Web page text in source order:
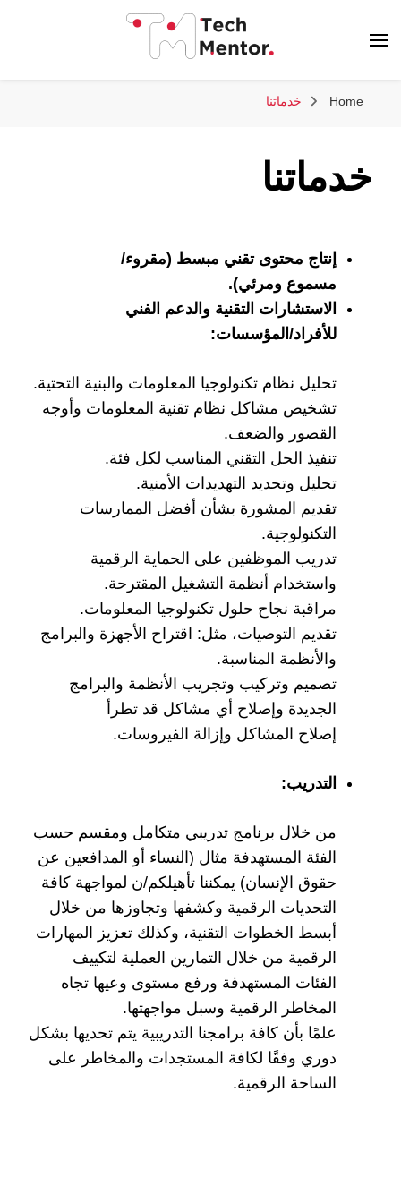
Home خدماتنا
خدماتنا
إنتاج محتوى تقني مبسط (مقروء/
مسموع ومرئي).
الاستشارات التقنية والدعم الفني
للأفراد/المؤسسات:
تحليل نظام تكنولوجيا المعلومات والبنية التحتية.
تشخيص مشاكل نظام تقنية المعلومات وأوجه
القصور والضعف.
تنفيذ الحل التقني المناسب لكل فئة.
تحليل وتحديد التهديدات الأمنية.
تقديم المشورة بشأن أفضل الممارسات
التكنولوجية.
تدريب الموظفين على الحماية الرقمية
واستخدام أنظمة التشغيل المقترحة.
مراقبة نجاح حلول تكنولوجيا المعلومات.
تقديم التوصيات، مثل: اقتراح الأجهزة والبرامج
والأنظمة المناسبة.
تصميم وتركيب وتجريب الأنظمة والبرامج
الجديدة وإصلاح أي مشاكل قد تطرأ
إصلاح المشاكل وإزالة الفيروسات.
التدريب:
من خلال برنامج تدريبي متكامل ومقسم حسب
الفئة المستهدفة مثال (النساء أو المدافعين عن
حقوق الإنسان) يمكننا تأهيلكم/ن لمواجهة كافة
التحديات الرقمية وكشفها وتجاوزها من خلال
أبسط الخطوات التقنية، وكذلك تعزيز المهارات
الرقمية من خلال التمارين العملية لتكييف
الفئات المستهدفة ورفع مستوى وعيها تجاه
المخاطر الرقمية وسبل مواجهتها.
علمًا بأن كافة برامجنا التدريبية يتم تحديها بشكل
دوري وفقًا لكافة المستجدات والمخاطر على
الساحة الرقمية.